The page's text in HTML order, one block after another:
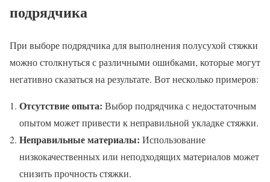
подрядчика
При выборе подрядчика для выполнения полусухой стяжки
можно столкнуться с различными ошибками, которые могут
негативно сказаться на результате. Вот несколько примеров:
Отсутствие опыта: Выбор подрядчика с недостаточным
опытом может привести к неправильной укладке стяжки.
Неправильные материалы: Использование
низкокачественных или неподходящих материалов может
снизить прочность стяжки.